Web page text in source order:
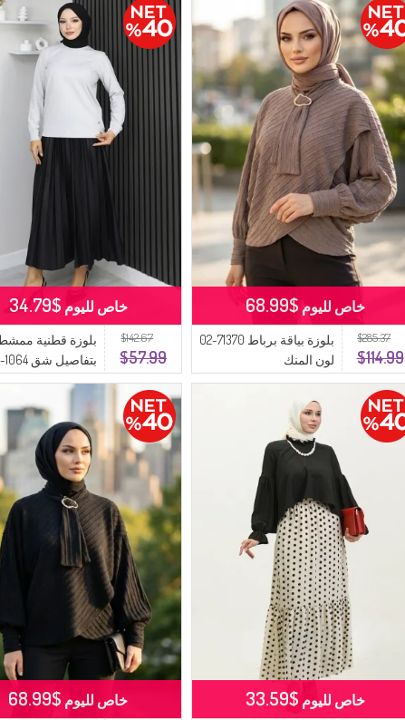
$285.37
$114.99
بلوزة بياقة برباط 71370-02
لون المنك
خاص لليوم $68.99
$142.67
$57.99
بلوزة قطنية
حجري
خاص لليوم $34.79
خاص لليوم $33.59 خاص لليوم $68.99